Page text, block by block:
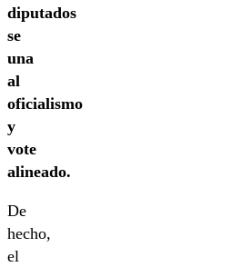
diputados
se
una
al
oficialismo
y
vote
alineado.
De
hecho,
el